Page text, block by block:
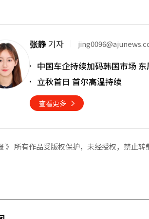
张静 기자
中国车企持续加码韩国市场
立秋首日 首尔高温持续
查看更多
》 所有作品受版权保护，未经授权，禁止转